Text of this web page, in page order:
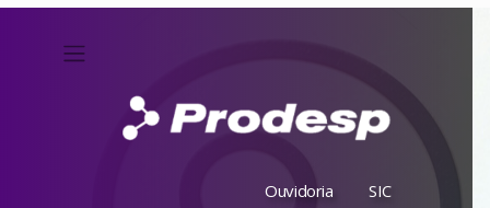
Ouvidoria SIC